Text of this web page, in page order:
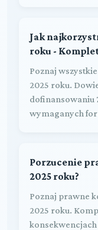
Jak
roku -
Poznaj
2025 roku.
dofinansowaniu
wymaganych
Porzucenie
2025 roku?
Poznaj prawne
2025 roku.